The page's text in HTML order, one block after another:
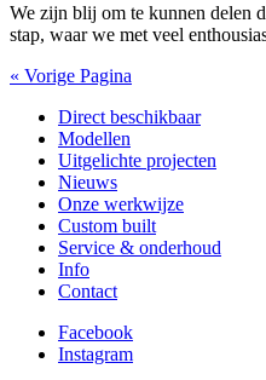
We zijn blij om te kunnen delen
stap, waar we met veel
« Vorige Pagina
Direct beschikbaar
Modellen
Uitgelichte projecten
Nieuws
Onze werkwijze
Custom built
Service & onderhoud
Info
Contact
Facebook
Instagram